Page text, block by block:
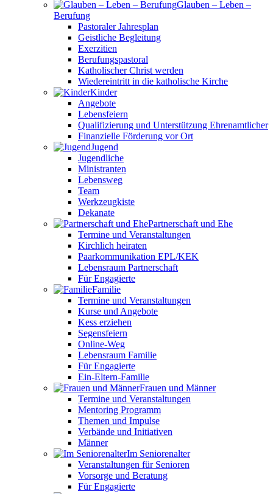
Glauben – Leben –
Berufung
Pastoraler Jahresplan
Geistliche Begleitung
Exerzitien
Berufungspastoral
Katholischer Christ werden
Wiedereintritt in die katholische Kirche
Kinder
Angebote
Lebensfeiern
Qualifizierung und Unterstützung Ehrenamtlicher
Finanzielle Förderung vor Ort
Jugend
Jugendliche
Ministranten
Lebensweg
Team
Werkzeugkiste
Dekanate
Partnerschaft und Ehe
Termine und Veranstaltungen
Kirchlich heiraten
Paarkommunikation EPL/KEK
Lebensraum Partnerschaft
Für Engagierte
Familie
Termine und Veranstaltungen
Kurse und Angebote
Kess erziehen
Segensfeiern
Online-Weg
Lebensraum Familie
Für Engagierte
Ein-Eltern-Familie
Frauen und Männer
Termine und Veranstaltungen
Mentoring Programm
Themen und Impulse
Verbände und Initiativen
Männer
Im Seniorenalter
Veranstaltungen für Senioren
Vorsorge und Beratung
Für Engagierte